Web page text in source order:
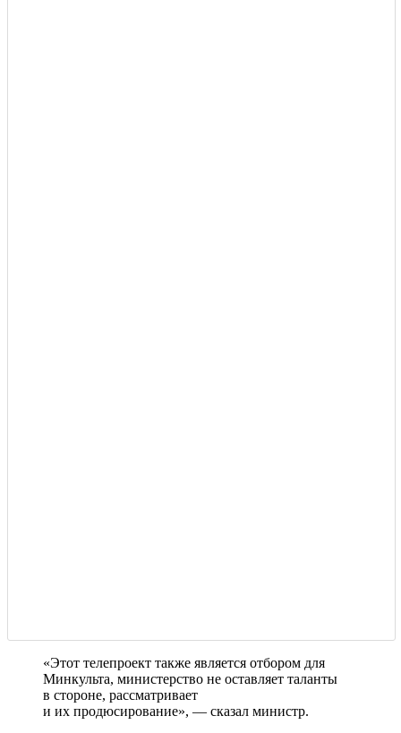
«Этот телепроект также является отбором для
Минкульта, министерство не оставляет таланты
в стороне, рассматривает
и их продюсирование», — сказал министр.